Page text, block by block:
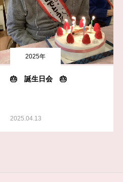
2025年
🎂 誕生日会 🎂
2025.04.13